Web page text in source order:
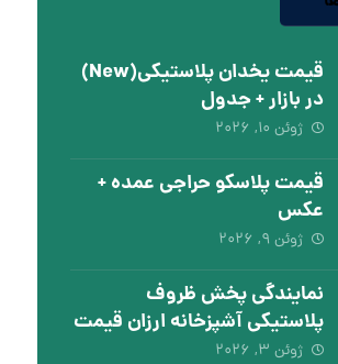
قیمت یخدان پلاستیکی(New)
در بازار + جدول
ژوئن ۱۰, ۲۰۲۶
قیمت پلاسکو حراجی عمده +
عکس
ژوئن ۹, ۲۰۲۶
نمایندگی پخش ظروف
پلاستیکی آشپزخانه ارزان قیمت
ژوئن ۳, ۲۰۲۶